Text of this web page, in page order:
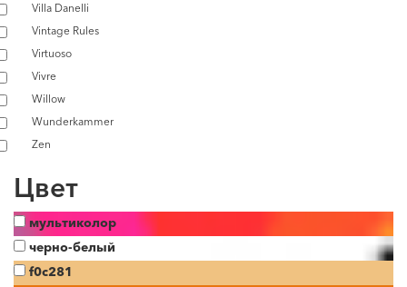
Villa Danelli
Vintage Rules
Virtuoso
Vivre
Willow
Wunderkammer
Zen
Цвет
мультиколор
черно-белый
f0c281